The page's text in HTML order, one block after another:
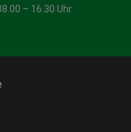
– 16.30 Uhr